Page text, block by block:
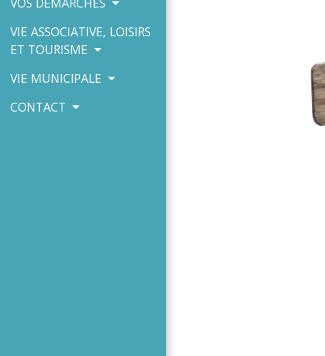
VIE ASSOCIATIVE, LOISIRS
ET TOURISME
VIE MUNICIPALE
CONTACT